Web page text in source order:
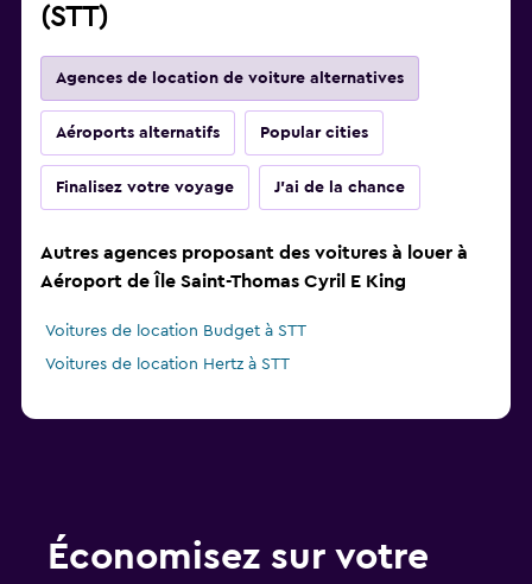
(STT)
Agences de location de voiture alternatives
Aéroports alternatifs Popular cities
Finalisez votre voyage J'ai de la chance
Autres agences proposant des voitures à louer à
Aéroport de Île Saint-Thomas Cyril E King
Voitures de location Budget à STT
Voitures de location Hertz à STT
Économisez sur votre